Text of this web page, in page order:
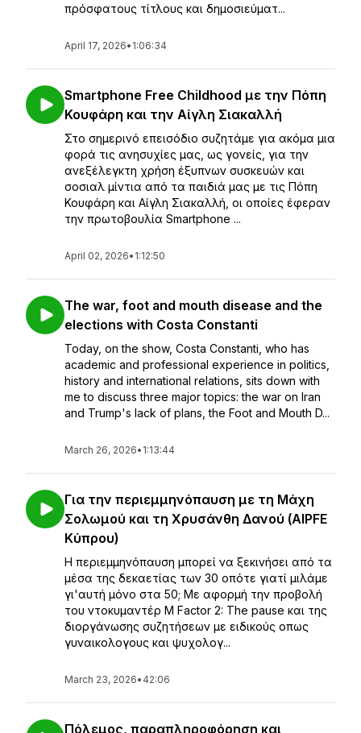
πρόσφατους τίτλους και δημοσιεύματ...
April 17, 2026• 1:06:34
Smartphone Free Childhood με την Πόπη
Κουφάρη και την Αίγλη Σιακαλλή
Στο σημερινό επεισόδιο συζητάμε για ακόμα μια
φορά τις ανησυχίες μας, ως γονείς, για την
ανεξέλεγκτη χρήση έξυπνων συσκευών και
σοσιαλ μίντια από τα παιδιά μας με τις Πόπη
Κουφάρη και Αίγλη Σιακαλλή, οι οποίες έφεραν
την πρωτοβουλία Smartphone ...
April 02, 2026• 1:12:50
The war, foot and mouth disease and the
elections with Costa Constanti
Today, on the show, Costa Constanti, who has
academic and professional experience in politics,
history and international relations, sits down with
me to discuss three major topics: the war on Iran
and Trump's lack of plans, the Foot and Mouth D...
March 26, 2026• 1:13:44
Για την περιεμμηνόπαυση με τη Μάχη
Σολωμού και τη Χρυσάνθη Δανού (AIPFE
Κύπρου)
Η περιεμμηνόπαυση μπορεί να ξεκινήσει από τα
μέσα της δεκαετίας των 30 οπότε γιατί μιλάμε
γι'αυτή μόνο στα 50; Με αφορμή την προβολή
του ντοκυμαντέρ M Factor 2: The pause και της
διοργάνωσης συζητήσεων με ειδικούς οπως
γυναικολογους και ψυχολογ...
March 23, 2026• 42:06
Πόλεμος, παραπληροφόρηση και